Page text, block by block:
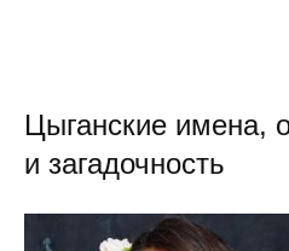
Цыганские имена,
и загадочность